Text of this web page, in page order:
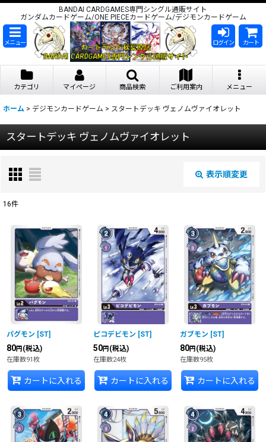
BANDAI CARDGAMES専門シングル通販サイト
ガンダムカードゲーム/ONE PIECEカードゲーム/デジモンカードゲーム
メニュー ログイン カート
カテゴリ マイページ 商品検索 ご利用案内 メニュー
ホーム > デジモンカードゲーム > スタートデッキ ヴェノムヴァイオレット
スタートデッキ ヴェノムヴァイオレット
表示順変更
在庫あり
並び順:
絞り込む
16件
パグモン [ST]
80円 (税込)
在庫数91枚
カートに入れる
ピコデビモン [ST]
50円 (税込)
在庫数24枚
カートに入れる
ガブモン [ST]
80円 (税込)
在庫数95枚
カートに入れる